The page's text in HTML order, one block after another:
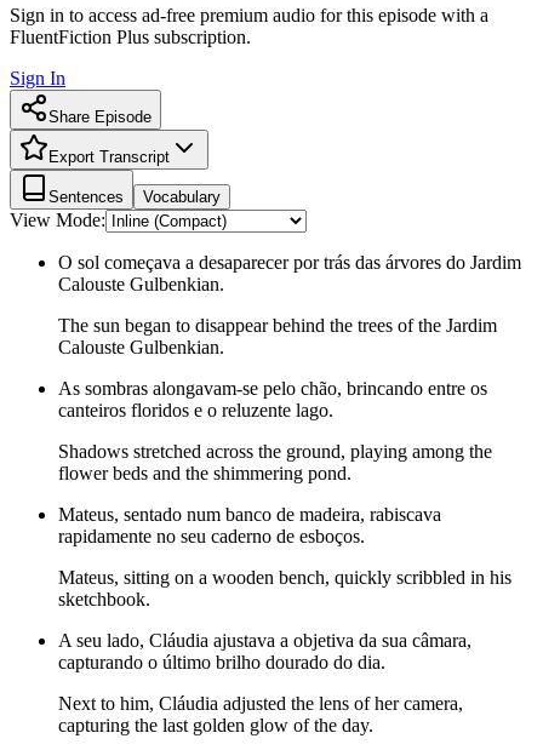
Sign in to access ad-free premium audio for this episode with a
FluentFiction Plus subscription.
Sign In
Share Episode
Export Transcript
Sentences Vocabulary
View Mode:
O sol começava a desaparecer por trás das árvores do Jardim
Calouste Gulbenkian.
The sun began to disappear behind the trees of the Jardim
Calouste Gulbenkian.
As sombras alongavam-se pelo chão, brincando entre os
canteiros floridos e o reluzente lago.
Shadows stretched across the ground, playing among the
flower beds and the shimmering pond.
Mateus, sentado num banco de madeira, rabiscava
rapidamente no seu caderno de esboços.
Mateus, sitting on a wooden bench, quickly scribbled in his
sketchbook.
A seu lado, Cláudia ajustava a objetiva da sua câmara,
capturando o último brilho dourado do dia.
Next to him, Cláudia adjusted the lens of her camera,
capturing the last golden glow of the day.